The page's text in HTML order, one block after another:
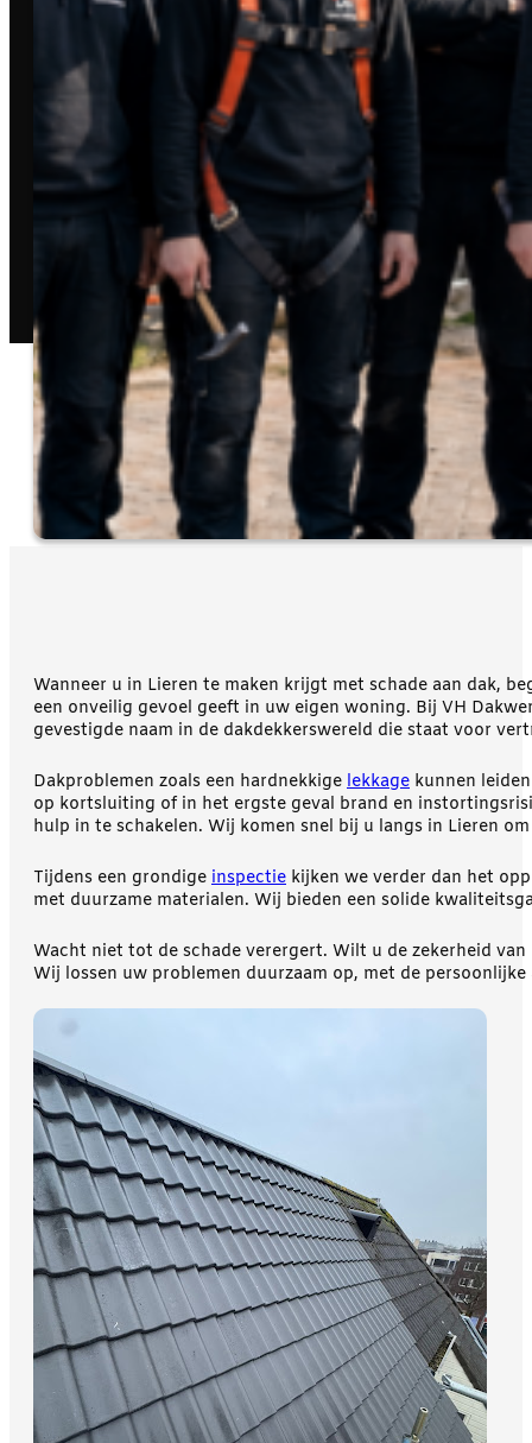
Wanneer u in Lieren te maken krijgt met schade aan dak,
een onveilig gevoel geeft in uw eigen woning. Bij VH
gevestigde naam in de dakdekkerswereld die staat voor
Dakproblemen zoals een hardnekkige lekkage kunnen
op kortsluiting of in het ergste geval brand en
hulp in te schakelen. Wij komen snel bij u langs in Lieren
Tijdens een grondige inspectie kijken we verder dan het
met duurzame materialen. Wij bieden een solide
Wacht niet tot de schade verergert. Wilt u de zekerheid
Wij lossen uw problemen duurzaam op, met de